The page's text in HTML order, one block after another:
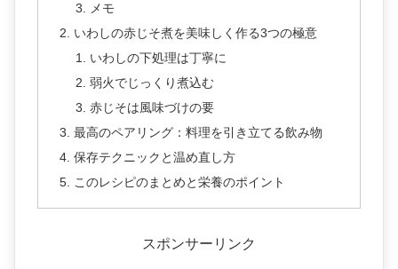
メモ
いわしの赤じそ煮を美味しく作る3つの極意
いわしの下処理は丁寧に
弱火でじっくり煮込む
赤じそは風味づけの要
最高のペアリング：料理を引き立てる飲み物
保存テクニックと温め直し方
このレシピのまとめと栄養のポイント
スポンサーリンク